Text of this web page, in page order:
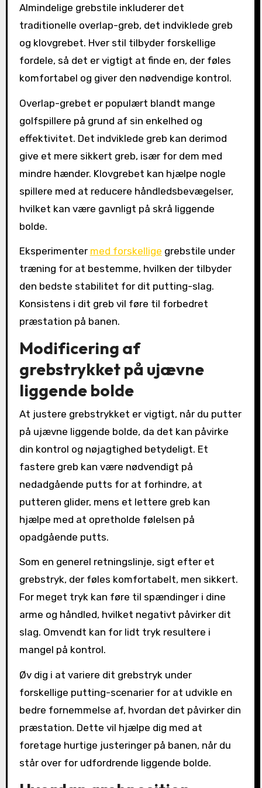
Almindelige grebstile inkluderer det
traditionelle overlap-greb, det indviklede greb
og klovgrebet. Hver stil tilbyder forskellige
fordele, så det er vigtigt at finde en, der føles
komfortabel og giver den nødvendige kontrol.
Overlap-grebet er populært blandt mange
golfspillere på grund af sin enkelhed og
effektivitet. Det indviklede greb kan derimod
give et mere sikkert greb, især for dem med
mindre hænder. Klovgrebet kan hjælpe nogle
spillere med at reducere håndledsbevægelser,
hvilket kan være gavnligt på skrå liggende
bolde.
Eksperimenter med forskellige grebstile under
træning for at bestemme, hvilken der tilbyder
den bedste stabilitet for dit putting-slag.
Konsistens i dit greb vil føre til forbedret
præstation på banen.
Modificering af
grebstrykket på ujævne
liggende bolde
At justere grebstrykket er vigtigt, når du putter
på ujævne liggende bolde, da det kan påvirke
din kontrol og nøjagtighed betydeligt. Et
fastere greb kan være nødvendigt på
nedadgående putts for at forhindre, at
putteren glider, mens et lettere greb kan
hjælpe med at opretholde følelsen på
opadgående putts.
Som en generel retningslinje, sigt efter et
grebstryk, der føles komfortabelt, men sikkert.
For meget tryk kan føre til spændinger i dine
arme og håndled, hvilket negativt påvirker dit
slag. Omvendt kan for lidt tryk resultere i
mangel på kontrol.
Øv dig i at variere dit grebstryk under
forskellige putting-scenarier for at udvikle en
bedre fornemmelse af, hvordan det påvirker din
præstation. Dette vil hjælpe dig med at
foretage hurtige justeringer på banen, når du
står over for udfordrende liggende bolde.